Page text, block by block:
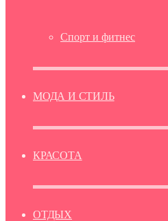
Спорт и фитнес
МОДА И СТИЛЬ
КРАСОТА
ОТДЫХ